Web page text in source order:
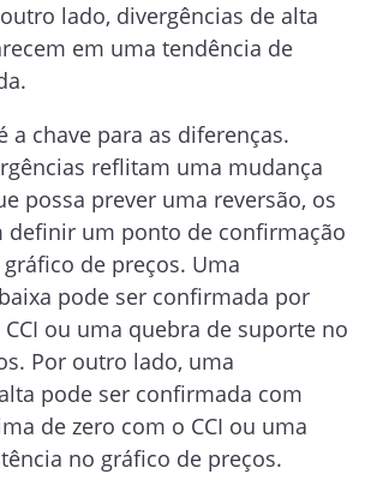
lado, divergências de alta
em uma tendência de
a chave para as diferenças.
reflitam uma mudança
possa prever uma reversão, os
definir um ponto de confirmação
de preços. Uma
pode ser confirmada por
ou uma quebra de suporte no
Por outro lado, uma
pode ser confirmada com
de zero com o CCI ou uma
no gráfico de preços.